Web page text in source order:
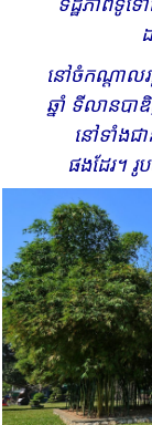
ទិដ្ឋភាពទូ
នៅចំកណ្តាល
ឆ្នាំ ទីលានបា
នៅទាំង​​ជ
ផងដែរ។